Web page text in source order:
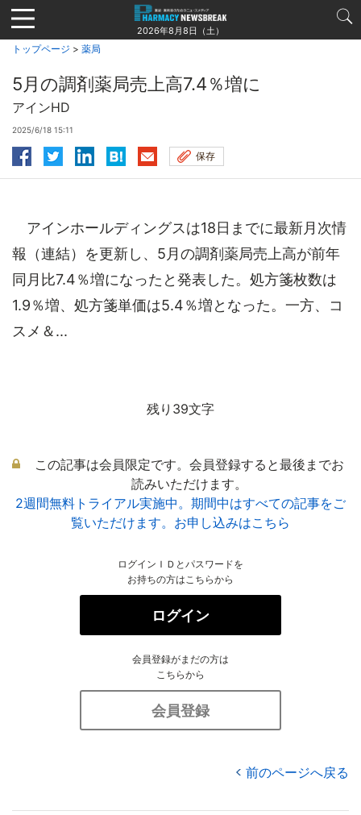
Jump
to
navigation
2026年8月8日（土）
トップページ > 薬局
5月の調剤薬局売上高7.4％増に
アインHD
2025/6/18 15:11
保存
アインホールディングスは18日までに最新月次情
報（連結）を更新し、5月の調剤薬局売上高が前年
同月比7.4％増になったと発表した。処方箋枚数は
1.9％増、処方箋単価は5.4％増となった。一方、コ
スメ＆...
残り39文字
この記事は会員限定です。会員登録すると最後までお
読みいただけます。
2週間無料トライアル実施中。期間中はすべての記事をご
覧いただけます。お申し込みはこちら
ログインＩＤとパスワードを
お持ちの方はこちらから
ログイン
会員登録がまだの方は
こちらから
会員登録
前のページへ戻る